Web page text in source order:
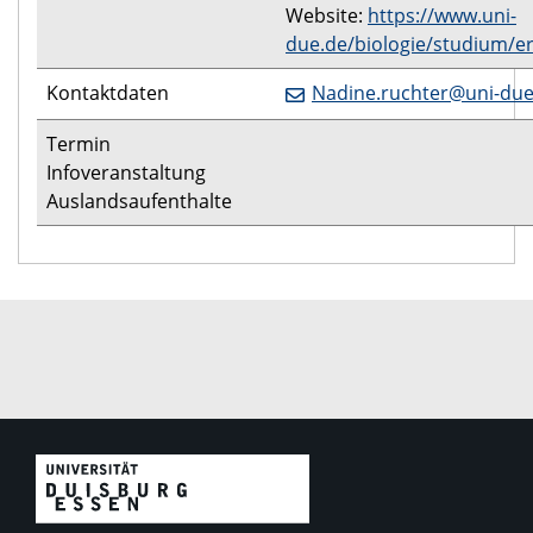
Website: https://www.uni-
due.de/biologie/studium/
Kontaktdaten
Nadine.ruchter@uni-
Termin
Infoveranstaltung
Auslandsaufenthalte